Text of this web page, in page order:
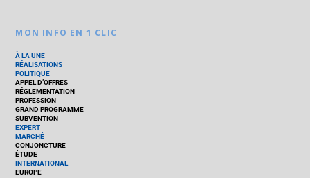
MON INFO EN 1 CLIC
À LA UNE
RÉALISATIONS
POLITIQUE
APPEL D’OFFRES
RÉGLEMENTATION
PROFESSION
GRAND PROGRAMME
SUBVENTION
EXPERT
MARCHÉ
CONJONCTURE
ÉTUDE
INTERNATIONAL
EUROPE